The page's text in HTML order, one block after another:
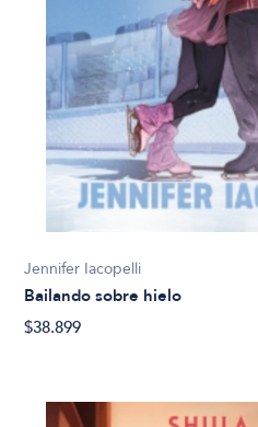
Jennifer Iacopelli
Bailando sobre hielo
$38.899